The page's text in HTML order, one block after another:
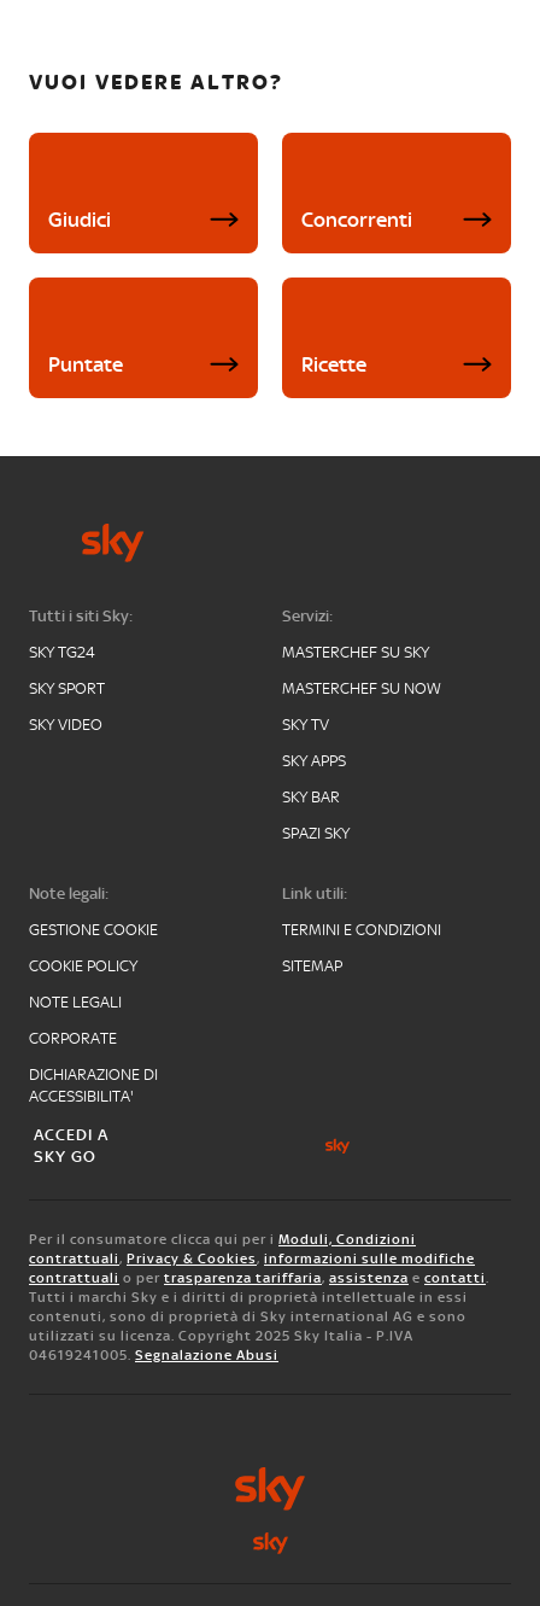
VUOI VEDERE ALTRO?
Giudici Concorrenti
Puntate Ricette
Tutti i siti Sky:
SKY TG24
SKY SPORT
SKY VIDEO
Servizi:
MASTERCHEF SU SKY
MASTERCHEF SU NOW
SKY TV
SKY APPS
SKY BAR
SPAZI SKY
Note legali:
GESTIONE COOKIE
COOKIE POLICY
NOTE LEGALI
CORPORATE
DICHIARAZIONE DI
ACCESSIBILITA'
Link utili:
TERMINI E CONDIZIONI
SITEMAP
ACCEDI A
SKY GO
Per il consumatore clicca qui per i Moduli, Condizioni
contrattuali, Privacy & Cookies, informazioni sulle modifiche
contrattuali o per trasparenza tariffaria, assistenza e contatti.
Tutti i marchi Sky e i diritti di proprietà intellettuale in essi
contenuti, sono di proprietà di Sky international AG e sono
utilizzati su licenza. Copyright 2025 Sky Italia - P.IVA
04619241005. Segnalazione Abusi